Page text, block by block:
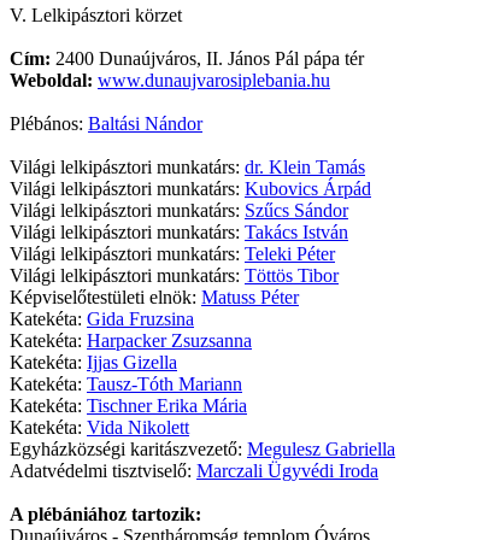
V. Lelkipásztori körzet
Cím: 2400 Dunaújváros, II. János Pál pápa tér
Weboldal: www.dunaujvarosiplebania.hu
Plébános: Baltási Nándor
Világi lelkipásztori munkatárs: dr. Klein Tamás
Világi lelkipásztori munkatárs: Kubovics Árpád
Világi lelkipásztori munkatárs: Szűcs Sándor
Világi lelkipásztori munkatárs: Takács István
Világi lelkipásztori munkatárs: Teleki Péter
Világi lelkipásztori munkatárs: Töttös Tibor
Képviselőtestületi elnök: Matuss Péter
Katekéta: Gida Fruzsina
Katekéta: Harpacker Zsuzsanna
Katekéta: Ijjas Gizella
Katekéta: Tausz-Tóth Mariann
Katekéta: Tischner Erika Mária
Katekéta: Vida Nikolett
Egyházközségi karitászvezető: Megulesz Gabriella
Adatvédelmi tisztviselő: Marczali Ügyvédi Iroda
A plébániához tartozik: